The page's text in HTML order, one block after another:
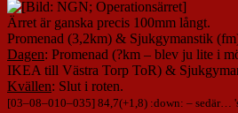
Ärret är ganska precis 100mm långt.
Promenad (3,2km) & Sjukgymanstik
Dagen: Promenad (?km – blev ju lite i
IKEA till Västra Torp ToR) &
Kvällen: Slut i roten.
[03–08–010–035] 84,7(+1,8) :down: – sedär…